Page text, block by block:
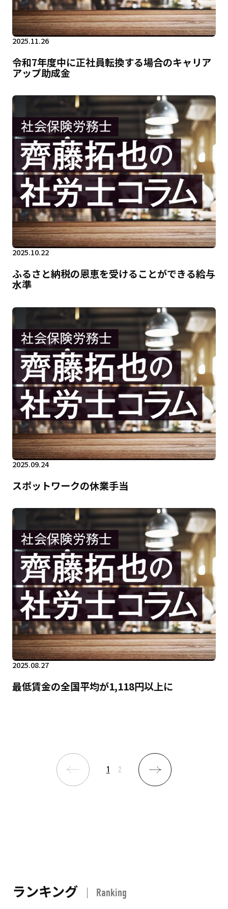
2025.11.26
令和7年度中に正社員転換する場合のキャリア
アップ助成金
2025.10.22
ふるさと納税の恩恵を受けることができる給与
水準
2025.09.24
スポットワークの休業手当
2025.08.27
最低賃金の全国平均が1,118円以上に
1 2
ランキング Ranking